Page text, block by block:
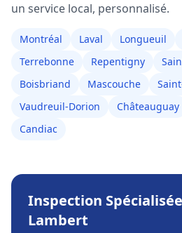
un service local, personnalisé.
Montréal Laval Longueuil
Terrebonne
Repentigny
Boisbriand
Mascouche
Vaudreuil-Dorion
Châteauguay
Candiac
Inspection Spécialisée
Lambert